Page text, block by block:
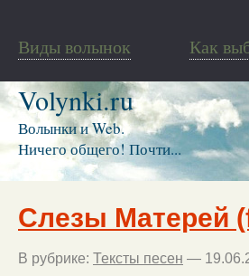
Виды волынок Как
Volynki.ru
Волынки и Web.
Ничего общего! Почти...
Слезы Матерей
В рубрике: Тексты песен —